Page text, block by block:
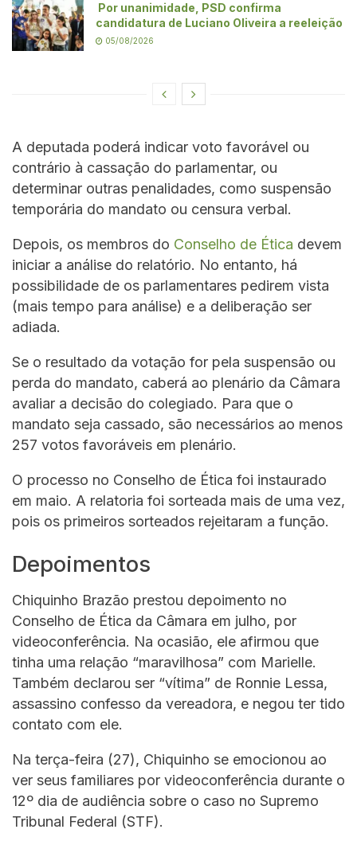
Por unanimidade, PSD confirma
candidatura de Luciano Oliveira a reeleição
05/08/2026
A deputada poderá indicar voto favorável ou
contrário à cassação do parlamentar, ou
determinar outras penalidades, como suspensão
temporária do mandato ou censura verbal.
Depois, os membros do Conselho de Ética devem
iniciar a análise do relatório. No entanto, há
possibilidade de os parlamentares pedirem vista
(mais tempo para análise) e a deliberação ser
adiada.
Se o resultado da votação for pela suspensão ou
perda do mandato, caberá ao plenário da Câmara
avaliar a decisão do colegiado. Para que o
mandato seja cassado, são necessários ao menos
257 votos favoráveis em plenário.
O processo no Conselho de Ética foi instaurado
em maio. A relatoria foi sorteada mais de uma vez,
pois os primeiros sorteados rejeitaram a função.
Depoimentos
Chiquinho Brazão prestou depoimento no
Conselho de Ética da Câmara em julho, por
videoconferência. Na ocasião, ele afirmou que
tinha uma relação “maravilhosa” com Marielle.
Também declarou ser “vítima” de Ronnie Lessa,
assassino confesso da vereadora, e negou ter tido
contato com ele.
Na terça-feira (27), Chiquinho se emocionou ao
ver seus familiares por videoconferência durante o
12º dia de audiência sobre o caso no Supremo
Tribunal Federal (STF).